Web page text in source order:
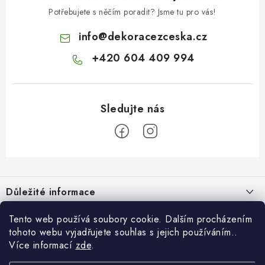
Tento web používá soubory cookie. Dalším procházením
tohoto webu vyjadřujete souhlas s jejich používáním..
Více informací zde.
u
Potřebujete s něčím poradit? Jsme tu pro vás!
info@dekoracezceska.cz
+420 604 409 994
pDůležité informace
Doprava a platba
Obchodní podmínky
Vrácení zboží
Pro zákazníky
Svatební dárkový box pro novomanžele - překvapte originálním
dárkem!
Blog